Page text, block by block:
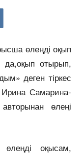
өлеңді оқып
да,оқып отырып,
деген тіркес
Самарина-
өлеңі
өлеңді оқысам,